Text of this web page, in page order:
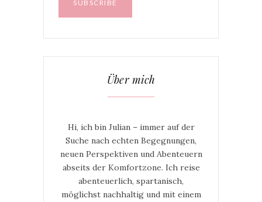
Über mich
Hi, ich bin Julian – immer auf der
Suche nach echten Begegnungen,
neuen Perspektiven und Abenteuern
abseits der Komfortzone. Ich reise
abenteuerlich, spartanisch,
möglichst nachhaltig und mit einem